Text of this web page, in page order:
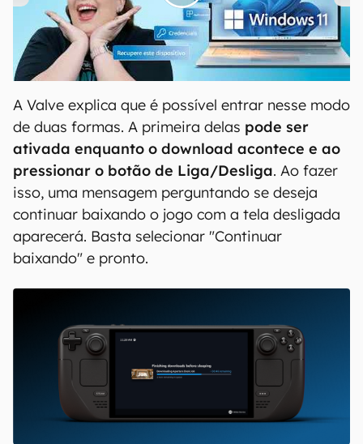
00:00 04:52
A Valve explica que é possível entrar nesse modo
de duas formas. A primeira delas pode ser
ativada enquanto o download acontece e ao
pressionar o botão de Liga/Desliga. Ao fazer
isso, uma mensagem perguntando se deseja
continuar baixando o jogo com a tela desligada
aparecerá. Basta selecionar "Continuar
baixando" e pronto.